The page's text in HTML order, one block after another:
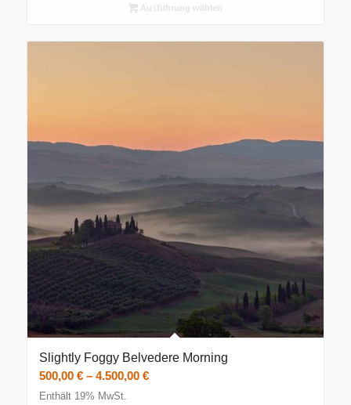
Ausführung wählen
Slightly Foggy Belvedere Morning
500,00 € – 4.500,00 €Preisspanne:
Enthält 19% MwSt.